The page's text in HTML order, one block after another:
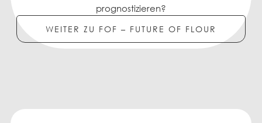
prognostizieren?
WEITER ZU FOF – FUTURE OF FLOUR